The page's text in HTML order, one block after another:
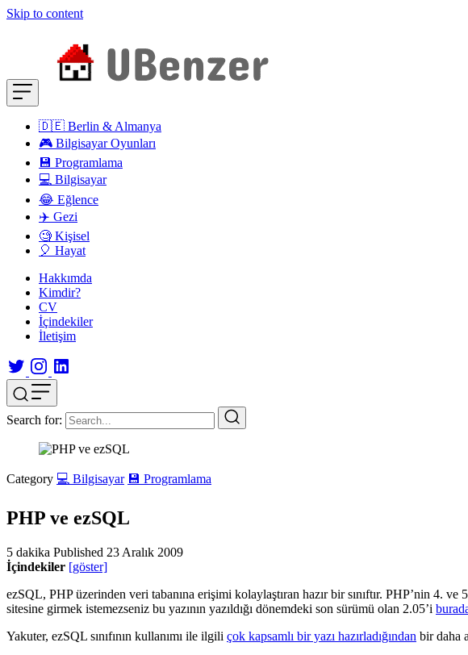
Skip to content
🇩🇪 Berlin & Almanya
🎮 Bilgisayar Oyunları
💾 Programlama
💻 Bilgisayar
😂 Eğlence
✈️ Gezi
🧐 Kişisel
🎈 Hayat
Hakkımda
Kimdir?
CV
İçindekiler
İletişim
Search for:
Category 💻 Bilgisayar 💾 Programlama
PHP ve ezSQL
5 dakika Published 23 Aralık 2009
İçindekiler [göster]
ezSQL, PHP üzerinden veri tabanına erişimi kolaylaştıran hazır bir sınıftır. PHP’nin 4.
sitesine girmek istemezseniz bu yazının yazıldığı dönemdeki son sürümü olan 2.05’i
Yakuter, ezSQL sınıfının kullanımı ile ilgili çok kapsamlı bir yazı hazırladığından bir daha